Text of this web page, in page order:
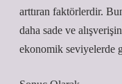
arttıran faktörlerdir.
daha sade ve
ekonomik seviyelerde